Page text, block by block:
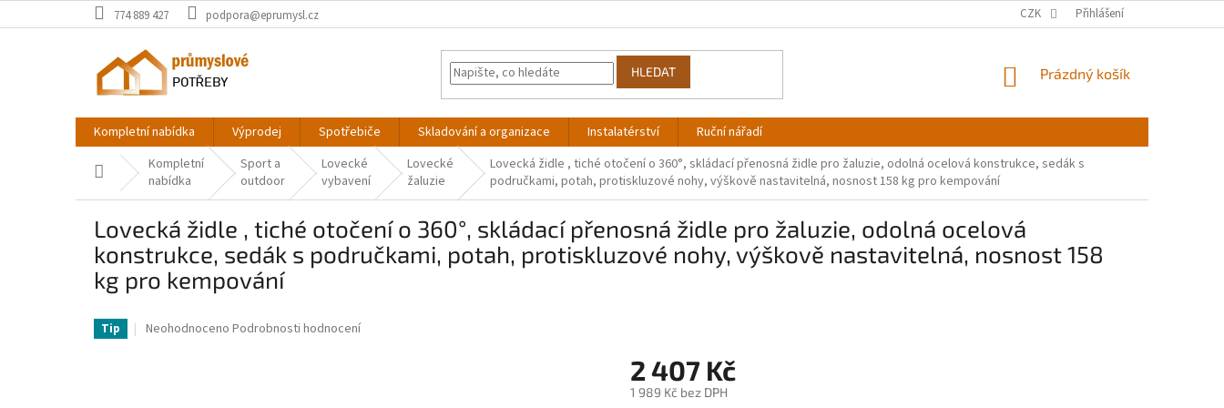
na
774 889 427 podpora@eprumysl.cz CZK Přihlášení
HLEDAT
NÁKUPNÍ
Prázdný košík
Kompletní nabídka Výprodej Spotřebiče Skladování a organizace Instalatérství Ruční nářadí
Domů Kompletní
nabídka
Sport a
outdoor
Lovecké
vybavení
Lovecké
žaluzie
Lovecká židle , tiché otočení o 360°, skládací přenosná židle pro žaluzie, odolná ocelová konstrukce, sedák s
područkami, potah, protiskluzové nohy, výškově nastavitelná, nosnost 158 ​​kg pro kempování
Lovecká židle , tiché otočení o 360°, skládací přenosná židle pro žaluzie, odolná ocelová
konstrukce, sedák s područkami, potah, protiskluzové nohy, výškově nastavitelná, nosnost 158 ​​
kg pro kempování
Tip
Průměrné
Neohodnoceno Podrobnosti hodnocení
2 407 Kč
1 989 Kč bez DPH